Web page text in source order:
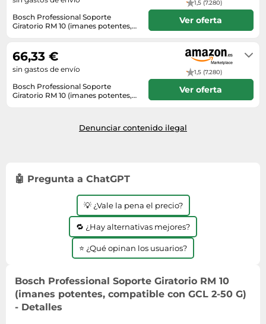
Bosch Professional Soporte
Giratorio RM 10 (imanes potentes,
1,5 (7.280)
Ver oferta
Bosch Professional Soporte
Giratorio RM 10 (imanes potentes,
1,5 (7.280)
66,33 €
sin gastos de envío
Ver oferta
Denunciar contenido ilegal
🤖 Pregunta a ChatGPT
💡 ¿Vale la pena el precio?
🔁 ¿Hay alternativas mejores?
⭐ ¿Qué opinan los usuarios?
Bosch Professional Soporte Giratorio RM 10
(imanes potentes, compatible con GCL 2-50 G)
- Detalles